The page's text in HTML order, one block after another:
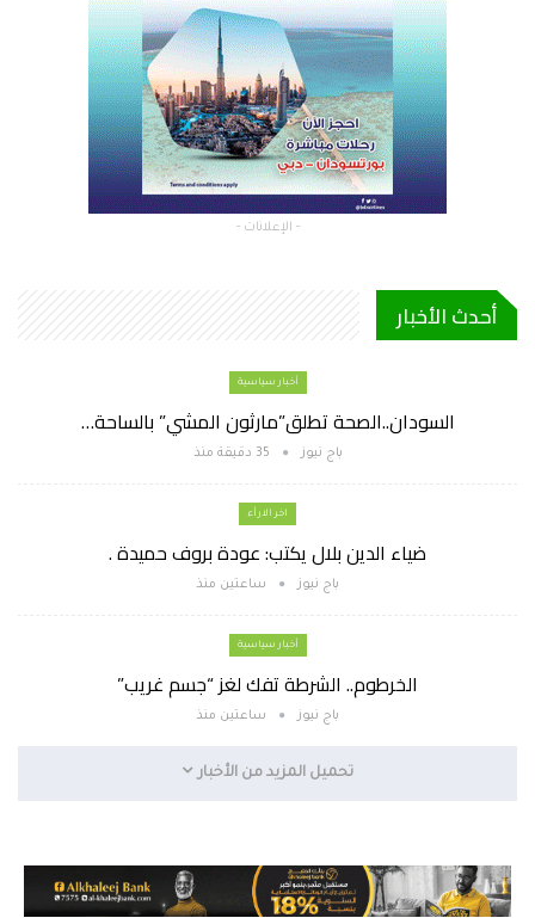
- الإعلانات -
أحدث الأخبار
أخبار سياسية
السودان..الصحة تطلق”مارثون المشي” بالساحة…
باج نيوز 35 دقيقة منذ
اخر الارأء
ضياء الدين بلال يكتب: عودة بروف حميدة .
باج نيوز ساعتين منذ
أخبار سياسية
الخرطوم.. الشرطة تفك لغز “جسم غريب”
باج نيوز ساعتين منذ
تحميل المزيد من الأخبار